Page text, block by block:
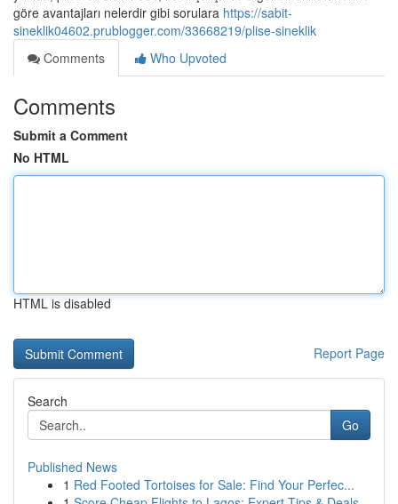
göre avantajları nelerdir gibi sorulara https://sabit-
sineklik04602.prublogger.com/33668219/plise-sineklik
Comments
Who Upvoted
Comments
Submit a Comment
No HTML
HTML is disabled
Report Page
Search
Go
Published News
1 Red Footed Tortoises for Sale: Find Your Perfec...